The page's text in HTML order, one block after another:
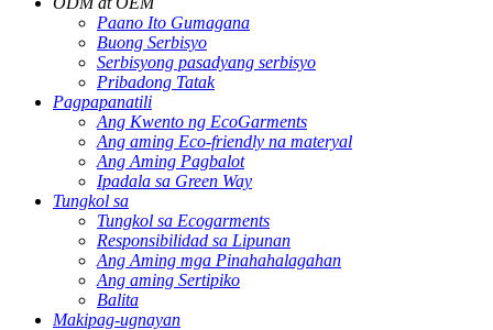
Paano Ito Gumagana
Buong Serbisyo
Serbisyong pasadyang serbisyo
Pribadong Tatak
Pagpapanatili
Ang Kwento ng EcoGarments
Ang aming Eco-friendly na materyal
Ang Aming Pagbalot
Ipadala sa Green Way
Tungkol sa
Tungkol sa Ecogarments
Responsibilidad sa Lipunan
Ang Aming mga Pinahahalagahan
Ang aming Sertipiko
Balita
Makipag-ugnayan